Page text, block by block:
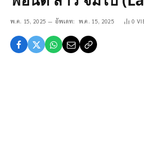
พ.ค. 15, 2025 อัพเดท: พ.ค. 15, 2025 0